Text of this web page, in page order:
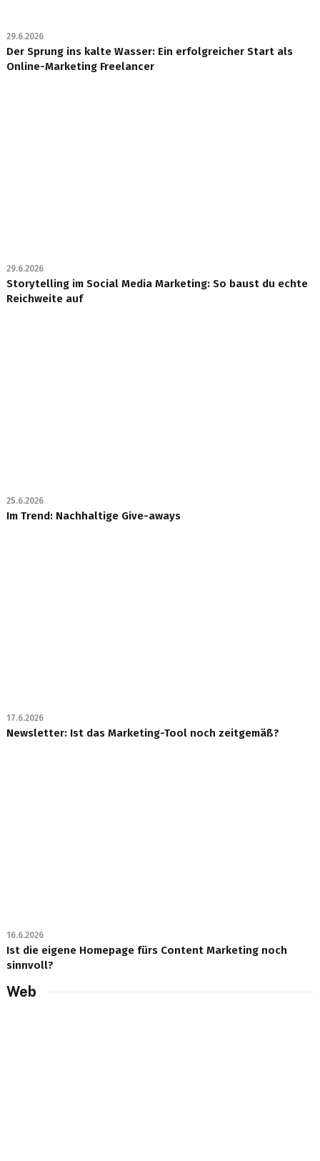
29.6.2026
Der Sprung ins kalte Wasser: Ein erfolgreicher Start als
Online-Marketing Freelancer
29.6.2026
Storytelling im Social Media Marketing: So baust du echte
Reichweite auf
25.6.2026
Im Trend: Nachhaltige Give-aways
17.6.2026
Newsletter: Ist das Marketing-Tool noch zeitgemäß?
16.6.2026
Ist die eigene Homepage fürs Content Marketing noch
sinnvoll?
Web